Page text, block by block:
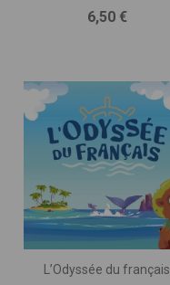
Prix
6,50 €
L’Odyssée du français